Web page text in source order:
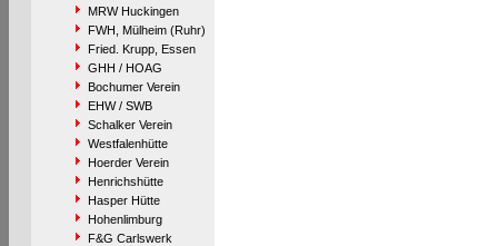
MRW Huckingen
FWH, Mülheim (Ruhr)
Fried. Krupp, Essen
GHH / HOAG
Bochumer Verein
EHW / SWB
Schalker Verein
Westfalenhütte
Hoerder Verein
Henrichshütte
Hasper Hütte
Hohenlimburg
F&G Carlswerk